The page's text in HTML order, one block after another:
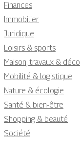
Finances
Immobilier
Juridique
Loisirs & sports
Maison, travaux & déco
Mobilité & logistique
Nature & écologie
Santé & bien-être
Shopping & beauté
Société